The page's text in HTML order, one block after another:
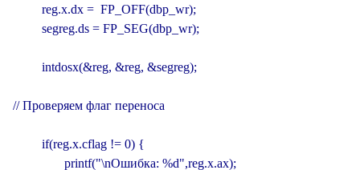
         reg.x.dx =  FP_OFF(dbp_wr);
         segreg.ds = FP_SEG(dbp_wr);
         intdosx(&reg, &reg, &segreg);
// Проверяем флаг переноса
         if(reg.x.cflag != 0) {
                printf("\nОшибка: %d",reg.x.ax);